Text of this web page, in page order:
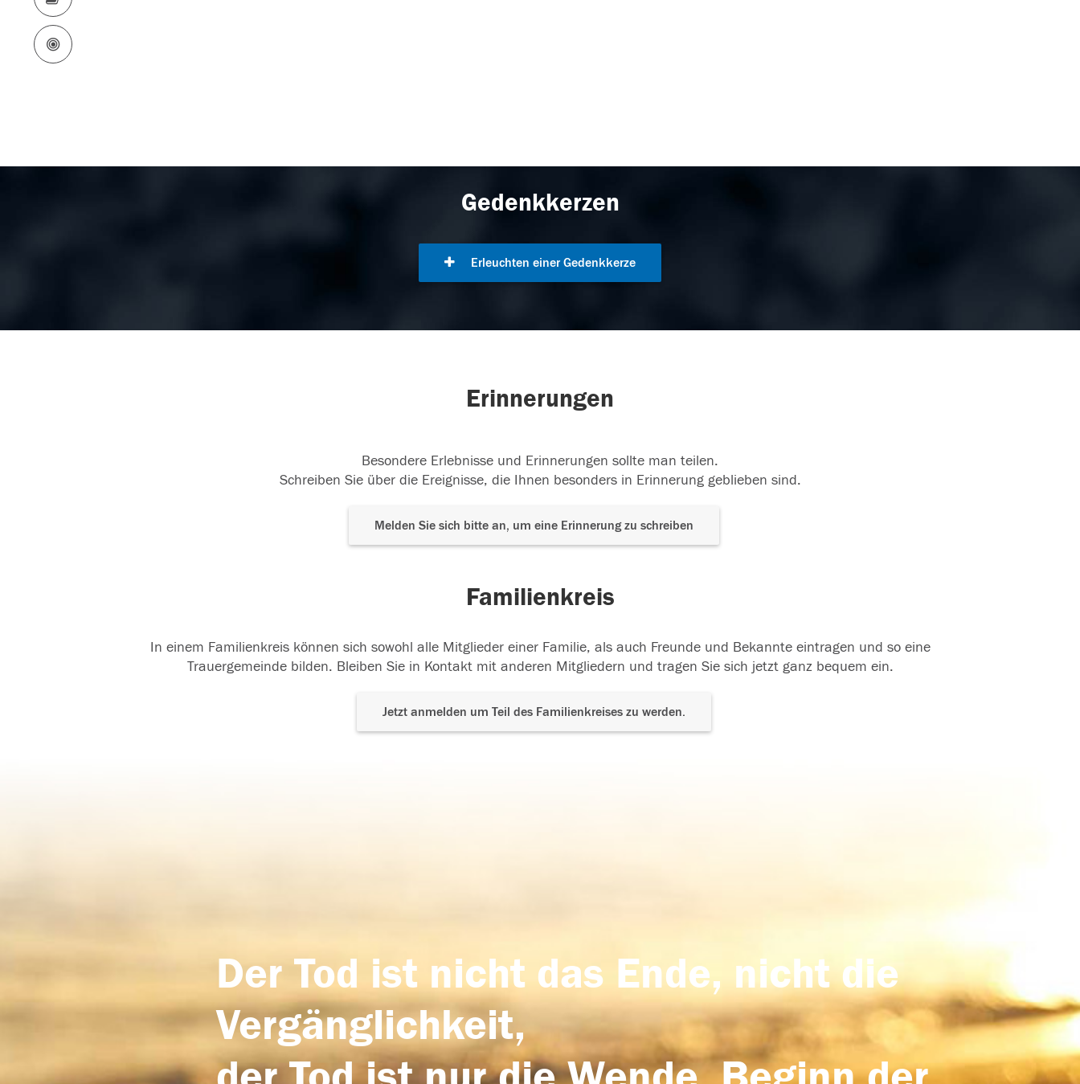
Gedenkkerzen
Erleuchten einer Gedenkkerze
Erinnerungen
Besondere Erlebnisse und Erinnerungen sollte man teilen.
Schreiben Sie über die Ereignisse, die Ihnen besonders in Erinnerung geblieben sind.
Melden Sie sich bitte an, um eine Erinnerung zu schreiben
Familienkreis
In einem Familienkreis können sich sowohl alle Mitglieder einer Familie, als auch Freunde und Bekannte eintragen und so eine
Trauergemeinde bilden. Bleiben Sie in Kontakt mit anderen Mitgliedern und tragen Sie sich jetzt ganz bequem ein.
Jetzt anmelden um Teil des Familienkreises zu werden.
Der Tod ist nicht das Ende, nicht die
Vergänglichkeit,